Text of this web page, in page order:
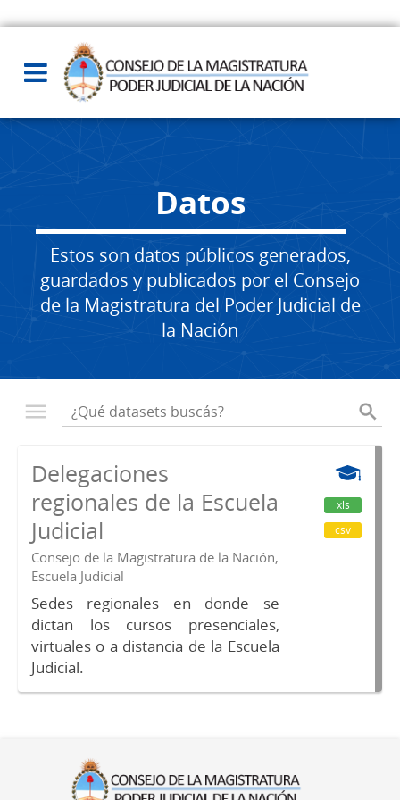
Datos
Estos son datos públicos generados,
guardados y publicados por el Consejo
de la Magistratura del Poder Judicial de
la Nación
Delegaciones
regionales de la Escuela
Judicial
Consejo de la Magistratura de la Nación,
Escuela Judicial
Sedes regionales en donde se
dictan los cursos presenciales,
virtuales o a distancia de la Escuela
Judicial.
xls
csv